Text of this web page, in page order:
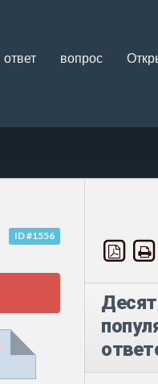
ответ вопрос
ID #1556